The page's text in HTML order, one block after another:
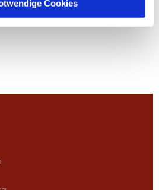
Cookies